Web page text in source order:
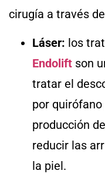
cirugía a través
Láser: los
Endolift son
tratar el
por
producción
reducir las
la piel.